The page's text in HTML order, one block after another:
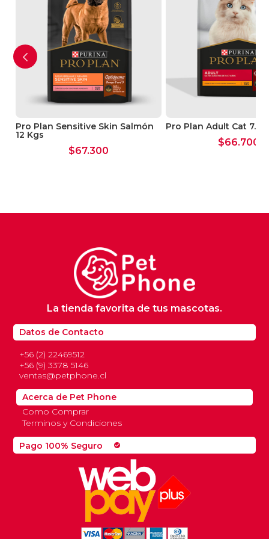
Pro Plan Sensitive Skin Salmón
12 Kgs
$67.300
Pro Plan Adult Cat 7.5
$66.700
Pago 100% Seguro check_circle
Datos de Contacto
+56 (2) 22469512
+56 (9) 3378 5146
ventas@petphone.cl
La tienda favorita de tus mascotas.
Acerca de Pet Phone
Como Comprar
Terminos y Condiciones